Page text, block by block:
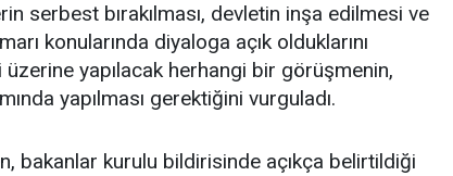
serbest bırakılması, devletin inşa edilmesi ve
konularında diyaloga açık olduklarını
yapılacak herhangi bir görüşmenin,
yapılması gerektiğini vurguladı.
bakanlar kurulu bildirisinde açıkça belirtildiği